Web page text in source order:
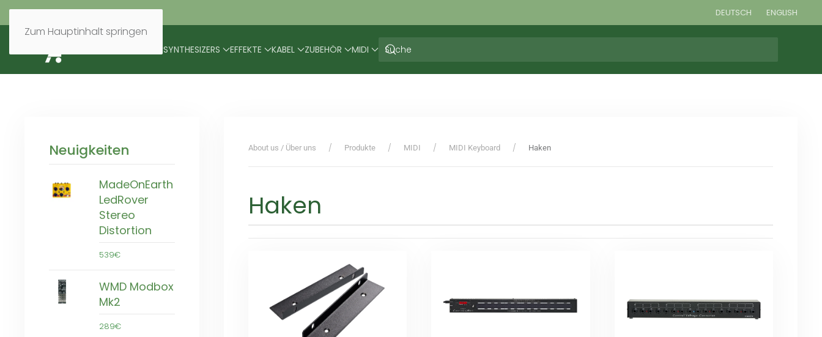
Zum Hauptinhalt springen
DEUTSCH ENGLISH
SYNTHESIZERS EFFEKTE KABEL ZUBEHÖR MIDI
Neuigkeiten
MadeOnEarth
LedRover
Stereo
Distortion
539€
WMD Modbox
Mk2
289€
About us / Über uns Produkte MIDI MIDI Keyboard Haken
Haken